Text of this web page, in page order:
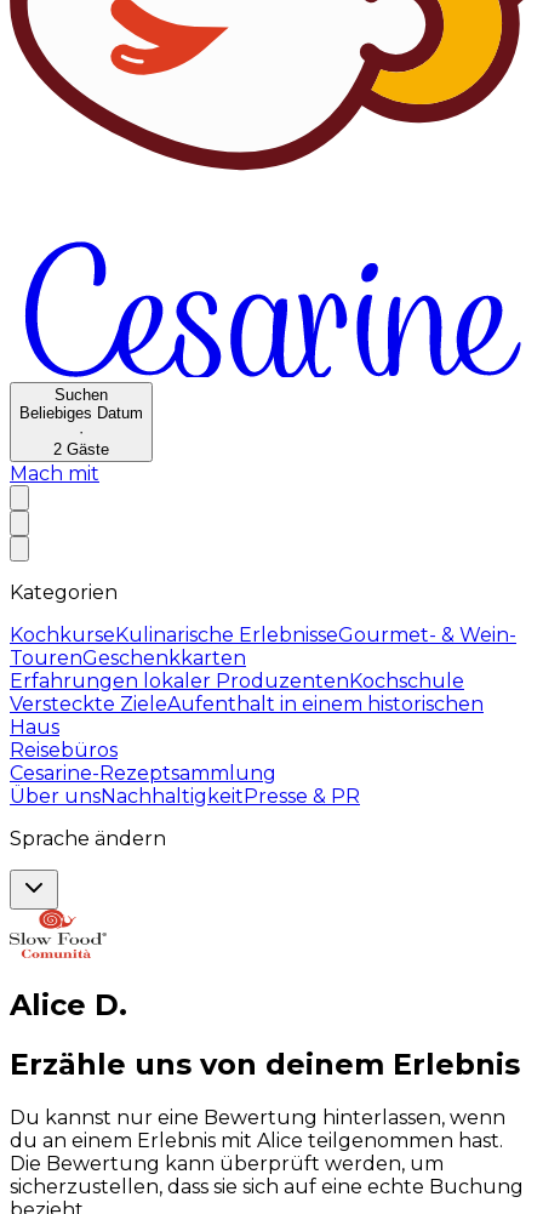
Suchen
Beliebiges Datum
·
2 Gäste
Mach mit
Kategorien
KochkurseKulinarische ErlebnisseGourmet- & Wein-
TourenGeschenkkarten
Erfahrungen lokaler ProduzentenKochschule
Versteckte ZieleAufenthalt in einem historischen
Haus
Reisebüros
Cesarine-Rezeptsammlung
Über unsNachhaltigkeitPresse & PR
Sprache ändern
Alice D.
Erzähle uns von deinem Erlebnis
Du kannst nur eine Bewertung hinterlassen, wenn
du an einem Erlebnis mit Alice teilgenommen hast.
Die Bewertung kann überprüft werden, um
sicherzustellen, dass sie sich auf eine echte Buchung